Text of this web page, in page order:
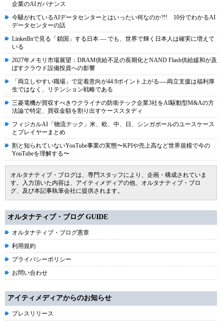
企業のAIガバナンス
今騒がれているAIデータセンターとはいったい何なのか?!! 10分でわかるAI
データセンターの話
LinkedInで見る「鎖国」する日本 ― でも、世界で輝く日本人は確実に増えて
いる
2027年メモリ市場展望：DRAM供給不足の長期化とNAND Flash供給緩和が及
ぼすクラウド設備投資への影響
「両立しやすい職場」で定着意向が44.9ポイント上がる----両立支援は福利厚
生ではなく、リテンション戦略である
三菱電機が買収すべきウクライナの防衛テック企業3社をAI駆動型M&Aの方
法論で特定、買収金額を割り出すケーススタディ
フィジカルAI「物流テック」米、欧、中、日、シンガポールのユースケース
とプレイヤーまとめ
割と知られていないYouTube事業の実態〜KPIや売上高など世界規模で今の
YouTubeを理解する〜
オルタナティブ・ブログは、専門スタッフにより、企画・構成されていま
す。入力頂いた内容は、アイティメディアの他、オルタナティブ・ブロ
グ、及び本記事執筆会社に提供されます。
オルタナティブ・ブログ GUIDE
オルタナティブ・ブログ憲章
利用規約
プライバシーポリシー
お問い合わせ
アイティメディアからのお知らせ
プレスリリース